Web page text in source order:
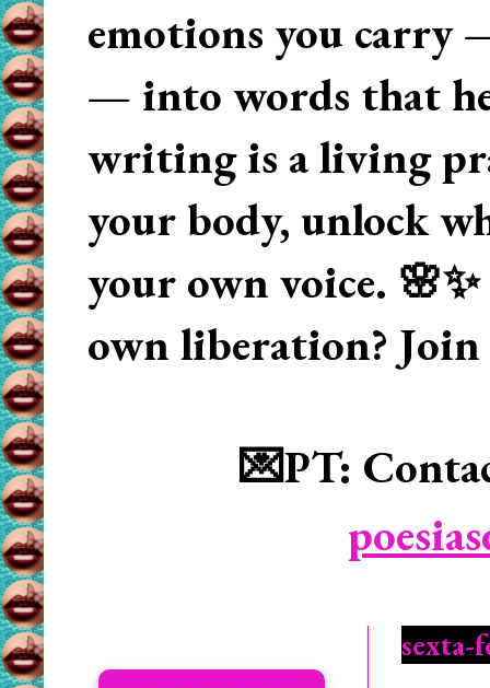
emotions you carry
— into words that
writing is a living
your body, unlock
your own voice.
own liberation? Join
💌PT:
sexta-